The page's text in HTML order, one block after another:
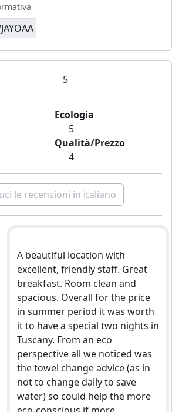
5
Ecologia
5
Qualità/Prezzo
4
le recensioni in italiano
A beautiful location with
excellent, friendly staff. Great
breakfast. Room clean and
spacious. Overall for the price
in summer period it was worth
it to have a special two nights in
Tuscany. From an eco
perspective all we noticed was
the towel change advice (as in
not to change daily to save
water) so could help the more